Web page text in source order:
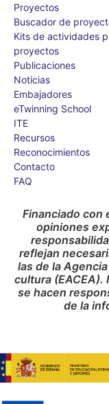
Proyectos
Buscador de
Kits de actividades
proyectos
Publicaciones
Noticias
Embajadores
eTwinning School
ITE
Recursos
Reconocimientos
Contacto
FAQ
Financiado con
opiniones
reflejan
las de la
cultura (EACEA).
se hacen
de la